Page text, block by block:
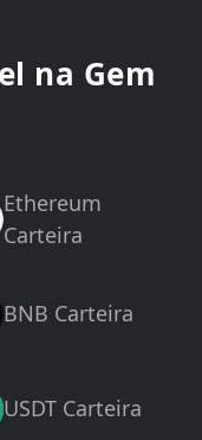
na Gem
Ethereum
Carteira
BNB Carteira
USDT Carteira